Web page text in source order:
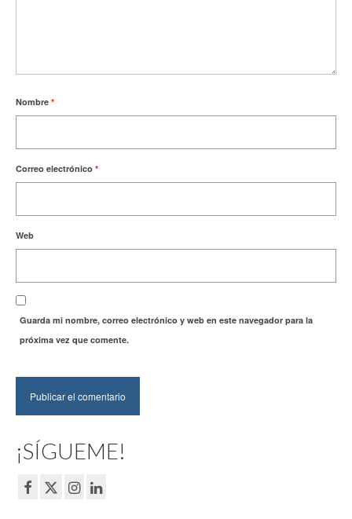
Nombre *
Correo electrónico *
Web
Guarda mi nombre, correo electrónico y web en este navegador para la
próxima vez que comente.
¡SÍGUEME!